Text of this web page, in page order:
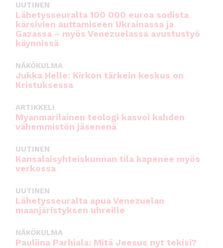
UUTINEN
Lähetysseuralta 100 000 euroa sodista
kärsivien auttamiseen Ukrainassa ja
Gazassa – myös Venezuelassa avustustyö
käynnissä
NÄKÖKULMA
Jukka Helle: Kirkon tärkein keskus on
Kristuksessa
ARTIKKELI
Myanmarilainen teologi kasvoi kahden
vähemmistön jäsenenä
UUTINEN
Kansalaisyhteiskunnan tila kapenee myös
verkossa
UUTINEN
Lähetysseuralta apua Venezuelan
maanjäristyksen uhreille
NÄKÖKULMA
Pauliina Parhiala: Mitä Jeesus nyt tekisi?